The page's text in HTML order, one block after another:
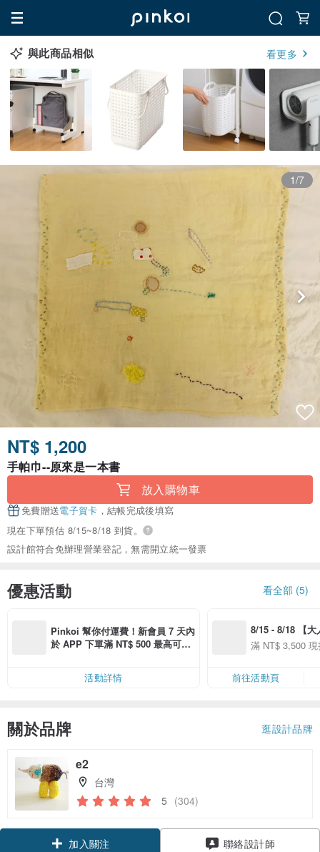
與此商品相似 看更多
1/7
NT$ 1,200
手帕巾--原來是一本書
放入購物車
免費贈送電子賀卡 ，結帳完成後填寫
現在下單預估 8/15~8/18 到貨。
設計館符合免辦理營業登記，無需開立統一發票
優惠活動 看全部 (5)
Pinkoi 幫你付運費！新會員 7 天內
於 APP 下單滿 NT$ 500 最高可折
活動詳情
8/15 - 8/18 【大
季】滿
滿 NT$ 3,500
前往活動頁
關於品牌 逛設計品牌
e2
台灣
5 (304)
加入關注 聯絡設計師